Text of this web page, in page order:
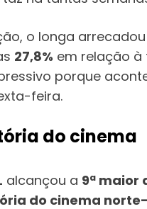
o longa
27,8% em relação
porque
feira.
do cinema
alcançou a 9ª maior
do cinema